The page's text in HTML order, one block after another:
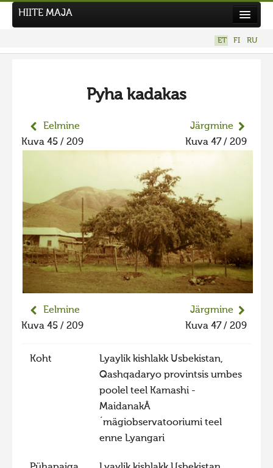
Uudised
Tegutse
UUS KUVAVÕISTLUS
Hiite kuvavõistlus 2026
VANEMAD KUVAVÕISTLUSED
Hiite kuvavõistlus 2025
Hiite kuvavõistlus 2025 lisa
Liikuvad kuvad 2025
Hiite kuvavõistlus 2024
Hiite kuvavõistlus 2024 lisa
Hiite kuvavõistlus 2023
Hiite kuvavõistlus 2023 lisa
Hiite kuvavõistlus 2022
HIITE MAJA
ET FI RU
Pyha kadakas
Eelmine
Kuva 45 / 209
Järgmine
Kuva 47 / 209
Eelmine
Kuva 45 / 209
Järgmine
Kuva 47 / 209
Koht
Lyaylik kishlakk Usbekistan,
Qashqadaryo provintsis umbes
poolel teel Kamashi -
MaidanakÂ
´mägiobservatooriumi teel
enne Lyangari